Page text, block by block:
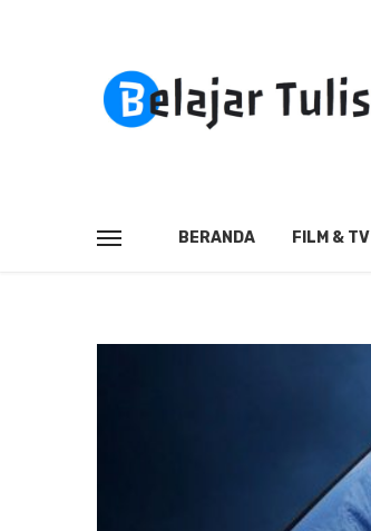
BERANDA FILM & TV